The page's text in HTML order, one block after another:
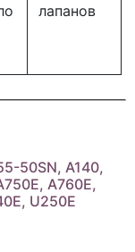
лапанов
50SN, A140,
A760E,
U250E